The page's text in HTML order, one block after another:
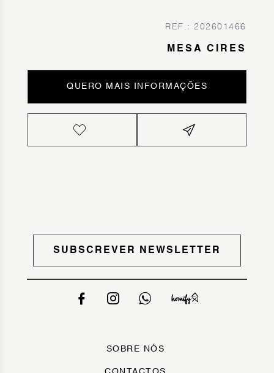
REF.: 202601466
MESA CIRES
QUERO MAIS INFORMAÇÕES
SUBSCREVER NEWSLETTER
SOBRE NÓS